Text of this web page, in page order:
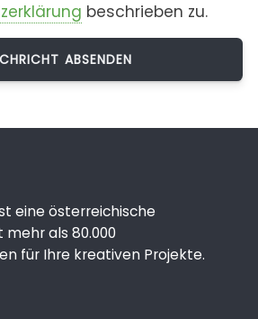
beschrieben zu.
eine österreichische
als 80.000
für Ihre kreativen Projekte.